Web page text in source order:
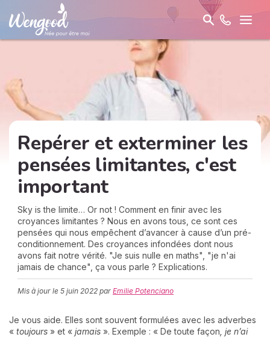
Repérer et exterminer les
pensées limitantes, c'est
important
Sky is the limite… Or not ! Comment en finir avec les
croyances limitantes ? Nous en avons tous, ce sont ces
pensées qui nous empêchent d’avancer à cause d’un pré-
conditionnement. Des croyances infondées dont nous
avons fait notre vérité. "Je suis nulle en maths", "je n'ai
jamais de chance", ça vous parle ? Explications.
Mis à jour le 5 juin 2022 par Emilie Potenciano
Je vous aide. Elles sont souvent formulées avec les adverbes
« toujours » et « jamais ». Exemple : « De toute façon , je n’ai